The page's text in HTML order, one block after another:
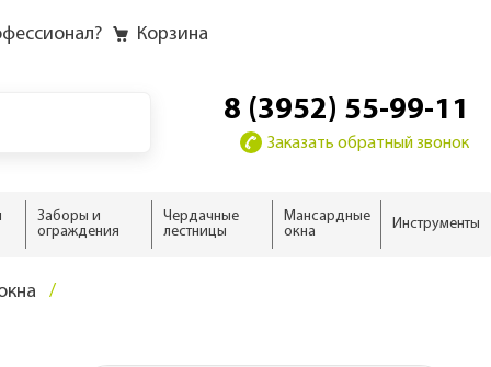
Корзина
8 (3952) 55-99-11
Заказать обратный звонок
Заборы и
ограждения
Чердачные
лестницы
Мансардные
окна
Инструменты
слоёв